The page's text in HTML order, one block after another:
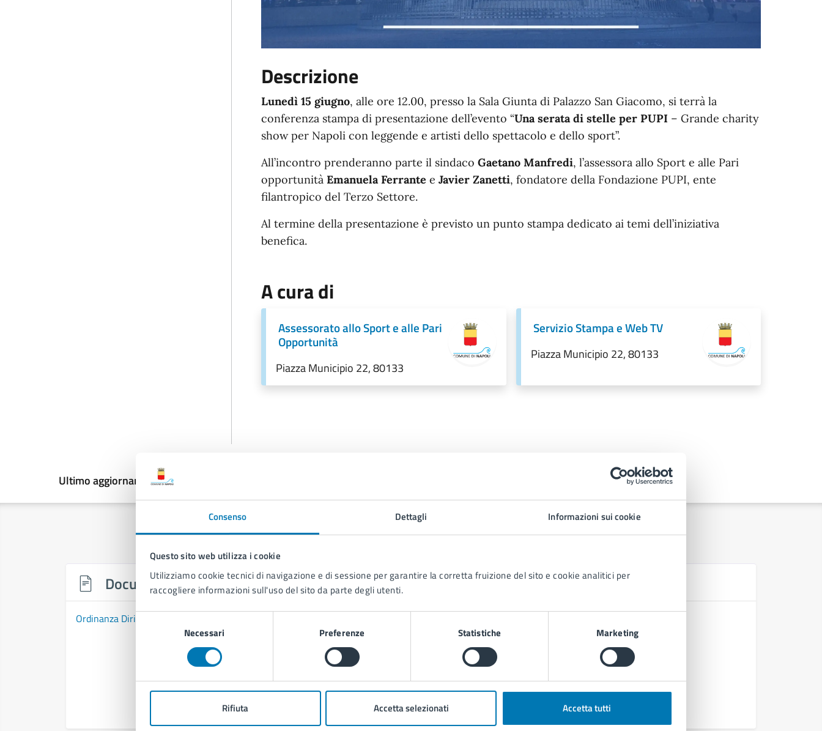
Consenso Dettagli Informazioni sui cookie
Questo sito web utilizza i cookie
Utilizziamo cookie tecnici di navigazione e di sessione per garantire la corretta fruizione del sito e cookie analitici per
raccogliere informazioni sull'uso del sito da parte degli utenti.
Necessari Preferenze Statistiche Marketing
Rifiuta Accetta selezionati Accetta tutti
Descrizione
Lunedì 15 giugno, alle ore 12.00, presso la Sala Giunta di Palazzo San Giacomo, si terrà la
conferenza stampa di presentazione dell’evento “Una serata di stelle per PUPI – Grande charity
show per Napoli con leggende e artisti dello spettacolo e dello sport”.
All’incontro prenderanno parte il sindaco Gaetano Manfredi, l’assessora allo Sport e alle Pari
opportunità Emanuela Ferrante e Javier Zanetti, fondatore della Fondazione PUPI, ente
filantropico del Terzo Settore.
Al termine della presentazione è previsto un punto stampa dedicato ai temi dell’iniziativa
benefica.
A cura di
Assessorato allo Sport e alle Pari
Opportunità
Piazza Municipio 22, 80133
Servizio Stampa e Web TV
Piazza Municipio 22, 80133
Ultimo aggiornamento:12/06/2026, 12:52
Contenuti correlati
Documenti
Ordinanza Dirigenziale n. 514 del 01/04/2026